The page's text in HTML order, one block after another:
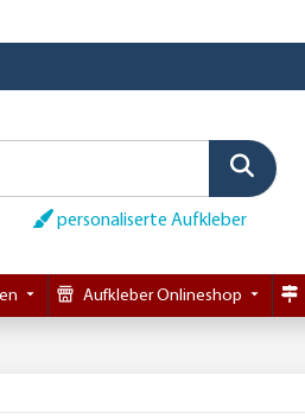
personaliserte Aufkleber
Aufkleber Onlineshop